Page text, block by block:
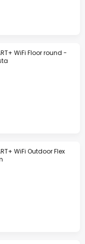
WiFi Floor round -
WiFi Outdoor Flex